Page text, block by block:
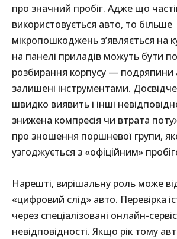
про значний пробіг. Адже що
використовується авто, то більше
мікропошкоджень з’являється на
на панелі приладів можуть бути
розбирання корпусу — подряпини
залишені інструментами.
швидко виявить і інші
знижена компресія чи втрата
про зношення поршневої групи,
узгоджується з «офіційним»
Нарешті, вирішальну роль може
«цифровий слід» авто. Перевірка
через спеціалізовані онлайн-
невідповідності. Якщо рік тому